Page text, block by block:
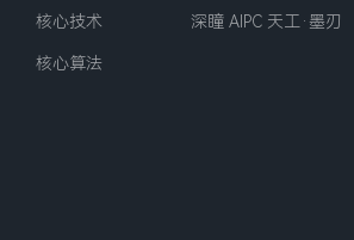
核心技术
核心算法
深瞳 AIPC 天工·墨刃